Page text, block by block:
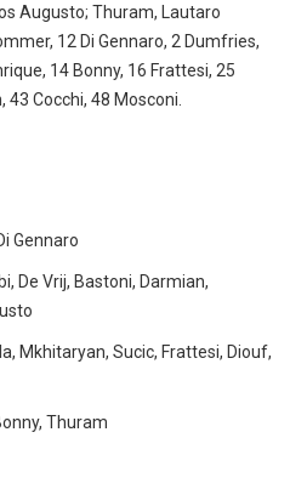
Augusto; Thuram, Lautaro
12 Di Gennaro, 2 Dumfries,
14 Bonny, 16 Frattesi, 25
Cocchi, 48 Mosconi.
Gennaro
De Vrij, Bastoni, Darmian,
Mkhitaryan, Sucic, Frattesi, Diouf,
Thuram